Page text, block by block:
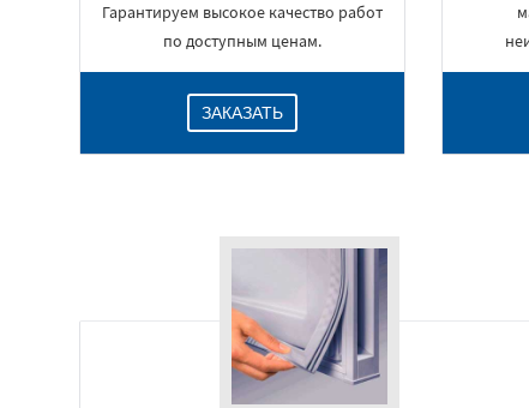
Гарантируем высокое качество работ
по доступным ценам.
ЗАКАЗАТЬ